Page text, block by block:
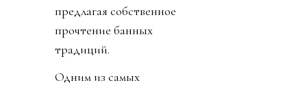
предлагая собственное
прочтение банных
традиций.
Одним из самых